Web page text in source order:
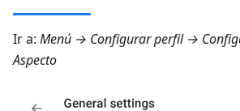
Ir a: Menú → Configurar perfil →
Aspecto